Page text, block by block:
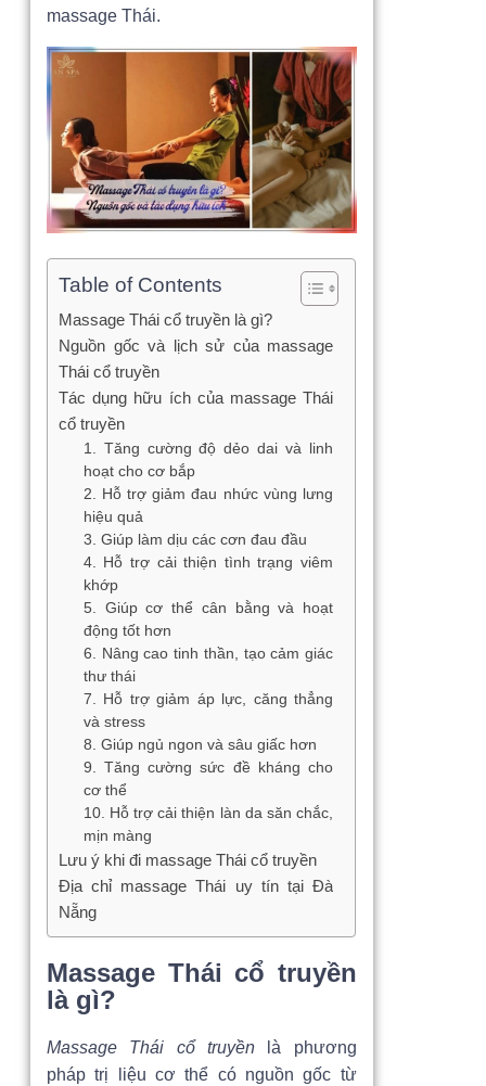
massage Thái.
Table of Contents
Massage Thái cổ truyền là gì?
Nguồn gốc và lịch sử của massage
Thái cổ truyền
Tác dụng hữu ích của massage Thái
cổ truyền
1. Tăng cường độ dẻo dai và linh
hoạt cho cơ bắp
2. Hỗ trợ giảm đau nhức vùng lưng
hiệu quả
3. Giúp làm dịu các cơn đau đầu
4. Hỗ trợ cải thiện tình trạng viêm
khớp
5. Giúp cơ thể cân bằng và hoạt
động tốt hơn
6. Nâng cao tinh thần, tạo cảm giác
thư thái
7. Hỗ trợ giảm áp lực, căng thẳng
và stress
8. Giúp ngủ ngon và sâu giấc hơn
9. Tăng cường sức đề kháng cho
cơ thể
10. Hỗ trợ cải thiện làn da săn chắc,
mịn màng
Lưu ý khi đi massage Thái cổ truyền
Địa chỉ massage Thái uy tín tại Đà
Nẵng
Massage Thái cổ truyền
là gì?
Massage Thái cổ truyềnlà phương
pháp trị liệu cơ thể có nguồn gốc từ